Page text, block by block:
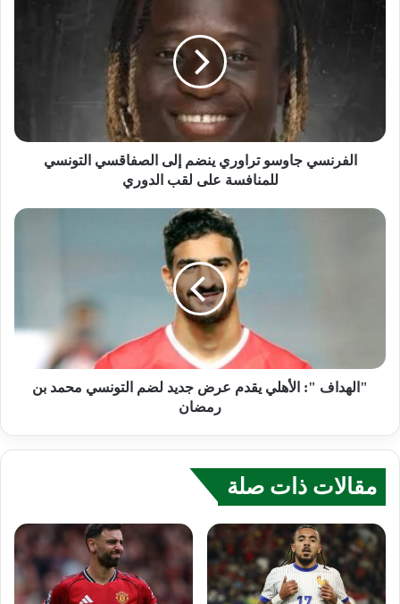
الفرنسي جاوسو تراوري ينضم إلى الصفاقسي التونسي
للمنافسة على لقب الدوري
"الهداف ": الأهلي يقدم عرض جديد لضم التونسي محمد بن
رمضان
مقالات ذات صلة